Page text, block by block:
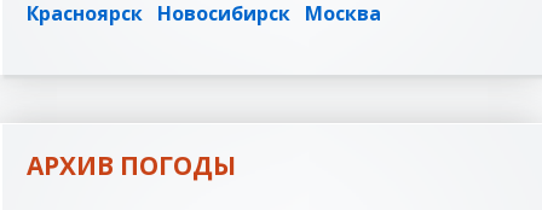
Красноярск Новосибирск Москва
АРХИВ ПОГОДЫ